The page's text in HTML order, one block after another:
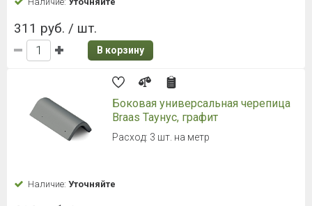
Наличие: Уточняйте
40.67 руб. / шт.
В корзину
Противоветровой зажим для
волновой минеральной черепицы
(жесткий захват)
Наличие: Уточняйте